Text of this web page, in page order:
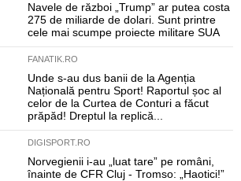
Navele de război „Trump” ar putea costa
275 de miliarde de dolari. Sunt printre
cele mai scumpe proiecte militare SUA
FANATIK.RO
Unde s-au dus banii de la Agenția
Națională pentru Sport! Raportul șoc al
celor de la Curtea de Conturi a făcut
prăpăd! Dreptul la replică...
DIGISPORT.RO
Norvegienii i-au „luat tare” pe români,
înainte de CFR Cluj - Tromso: „Haotici!”